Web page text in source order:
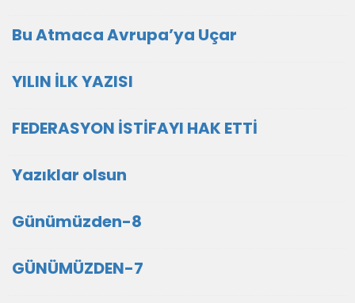
Bu Atmaca Avrupa’ya Uçar
YILIN İLK YAZISI
FEDERASYON İSTİFAYI HAK ETTİ
Yazıklar olsun
Günümüzden-8
GÜNÜMÜZDEN-7